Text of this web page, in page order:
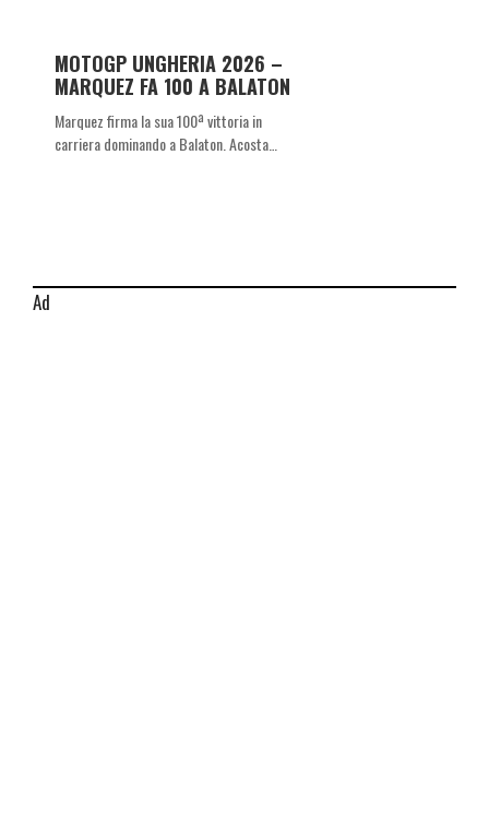
MOTOGP UNGHERIA 2026 –
MARQUEZ FA 100 A BALATON
Marquez firma la sua 100ª vittoria in
carriera dominando a Balaton. Acosta…
Ad